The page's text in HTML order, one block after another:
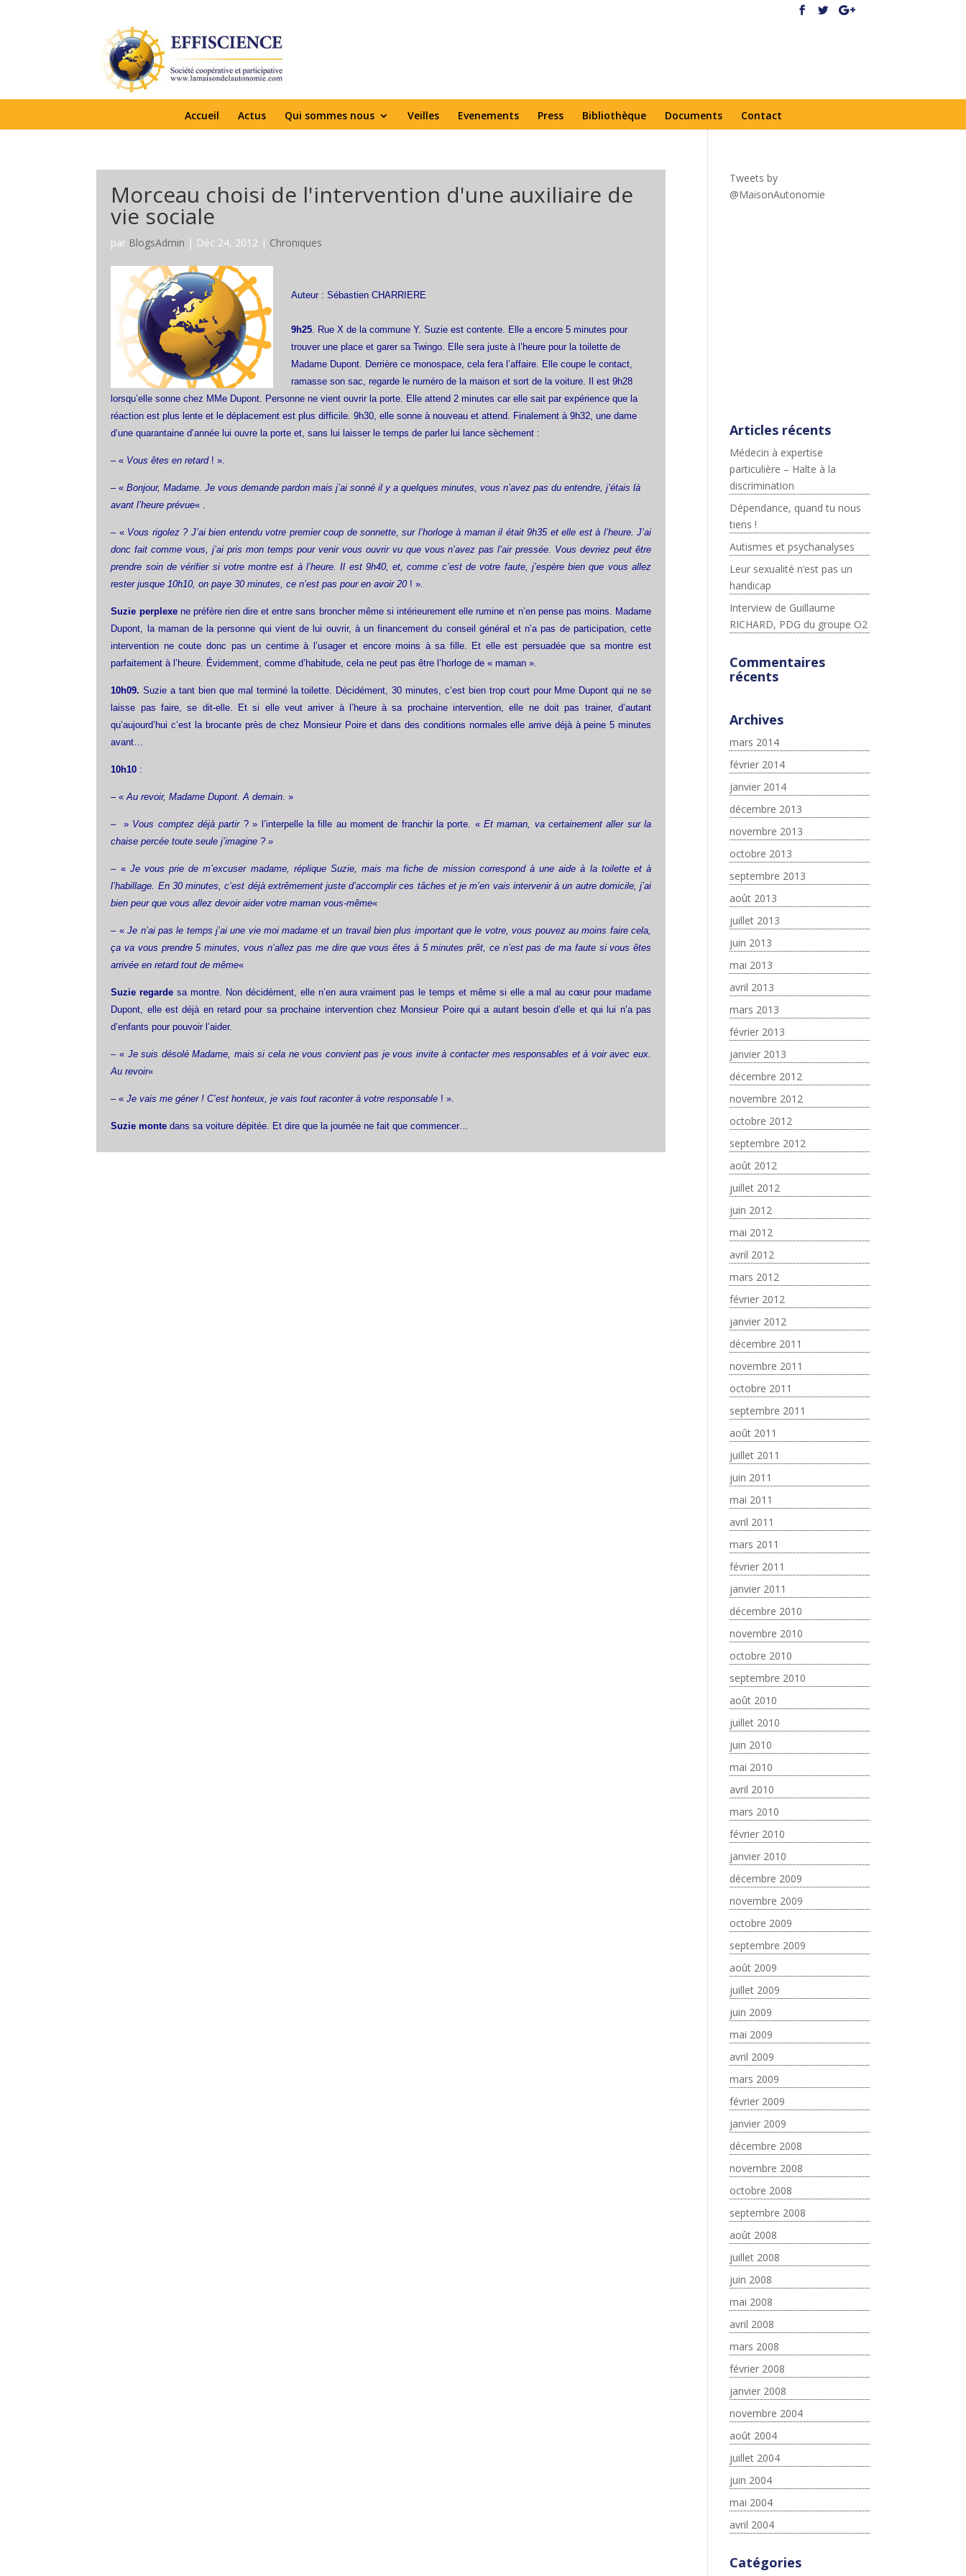
Accueil Actus Qui sommes nous Veilles Evenements Press Bibliothèque Documents Contact
Morceau choisi de l'intervention d'une auxiliaire de
vie sociale
par BlogsAdmin | Déc 24, 2012 | Chroniques
Auteur : Sébastien CHARRIERE
9h25. Rue X de la commune Y. Suzie est contente. Elle a encore 5 minutes pour
trouver une place et garer sa Twingo. Elle sera juste à l’heure pour la toilette de
Madame Dupont. Derrière ce monospace, cela fera l’affaire. Elle coupe le contact,
ramasse son sac, regarde le numéro de la maison et sort de la voiture. Il est 9h28
lorsqu’elle sonne chez MMe Dupont. Personne ne vient ouvrir la porte. Elle attend 2 minutes car elle sait par expérience que la
réaction est plus lente et le déplacement est plus difficile. 9h30, elle sonne à nouveau et attend. Finalement à 9h32, une dame
d’une quarantaine d’année lui ouvre la porte et, sans lui laisser le temps de parler lui lance sèchement :
– « Vous êtes en retard! ».
– «Bonjour, Madame. Je vous demande pardon mais j’ai sonné il y a quelques minutes, vous n’avez pas du entendre, j’étais là
avant l’heure prévue« .
– « Vous rigolez ? J’ai bien entendu votre premier coup de sonnette, sur l’horloge à maman il était 9h35 et elle est à l’heure. J’ai
donc fait comme vous, j’ai pris mon temps pour venir vous ouvrir vu que vous n’avez pas l’air pressée. Vous devriez peut être
prendre soin de vérifier si votre montre est à l’heure. Il est 9h40, et, comme c’est de votre faute, j’espère bien que vous allez
rester jusque 10h10, on paye 30 minutes, ce n’est pas pour en avoir 20 ! ».
Suzie perplexene préfère rien dire et entre sans broncher même si intérieurement elle rumine et n’en pense pas moins. Madame
Dupont, la maman de la personne qui vient de lui ouvrir, à un financement du conseil général et n’a pas de participation, cette
intervention ne coute donc pas un centime à l’usager et encore moins à sa fille. Et elle est persuadée que sa montre est
parfaitement à l’heure. Évidemment, comme d’habitude, cela ne peut pas être l’horloge de « maman ».
10h09. Suzie a tant bien que mal terminé la toilette. Décidément, 30 minutes, c’est bien trop court pour Mme Dupont qui ne se
laisse pas faire, se dit-elle. Et si elle veut arriver à l’heure à sa prochaine intervention, elle ne doit pas trainer, d’autant
qu’aujourd’hui c’est la brocante près de chez Monsieur Poire et dans des conditions normales elle arrive déjà à peine 5 minutes
avant…
10h10 :
– «Au revoir, Madame Dupont. A demain. »
– » Vous comptez déjà partir? » l’interpelle la fille au moment de franchir la porte. « Et maman, va certainement aller sur la
chaise percée toute seule j’imagine ? »
– « Je vous prie de m’excuser madame, réplique Suzie, mais ma fiche de mission correspond à une aide à la toilette et à
l’habillage. En 30 minutes, c’est déjà extrêmement juste d’accomplir ces tâches et je m’en vais intervenir à un autre domicile, j’ai
bien peur que vous allez devoir aider votre maman vous-même«
– «Je n’ai pas le temps j’ai une vie moi madame et un travail bien plus important que le votre, vous pouvez au moins faire cela,
ça va vous prendre 5 minutes, vous n’allez pas me dire que vous êtes à 5 minutes prêt, ce n’est pas de ma faute si vous êtes
arrivée en retard tout de même«
Suzie regarde sa montre. Non décidément, elle n’en aura vraiment pas le temps et même si elle a mal au cœur pour madame
Dupont, elle est déjà en retard pour sa prochaine intervention chez Monsieur Poire qui a autant besoin d’elle et qui lui n’a pas
d’enfants pour pouvoir l’aider.
– « Je suis désolé Madame, mais si cela ne vous convient pas je vous invite à contacter mes responsables et à voir avec eux.
Au revoir«
– «Je vais me géner ! C’est honteux, je vais tout raconter à votre responsable ! ».
Suzie monte dans sa voiture dépitée. Et dire que la journée ne fait que commencer…
Tweets by
@MaisonAutonomie
Articles récents
Médecin à expertise
particulière – Halte à la
discrimination
Dépendance, quand tu nous
tiens !
Autismes et psychanalyses
Leur sexualité n’est pas un
handicap
Interview de Guillaume
RICHARD, PDG du groupe O2
Commentaires
récents
Archives
mars 2014
février 2014
janvier 2014
décembre 2013
novembre 2013
octobre 2013
septembre 2013
août 2013
juillet 2013
juin 2013
mai 2013
avril 2013
mars 2013
février 2013
janvier 2013
décembre 2012
novembre 2012
octobre 2012
septembre 2012
août 2012
juillet 2012
juin 2012
mai 2012
avril 2012
mars 2012
février 2012
janvier 2012
décembre 2011
novembre 2011
octobre 2011
septembre 2011
août 2011
juillet 2011
juin 2011
mai 2011
avril 2011
mars 2011
février 2011
janvier 2011
décembre 2010
novembre 2010
octobre 2010
septembre 2010
août 2010
juillet 2010
juin 2010
mai 2010
avril 2010
mars 2010
février 2010
janvier 2010
décembre 2009
novembre 2009
octobre 2009
septembre 2009
août 2009
juillet 2009
juin 2009
mai 2009
avril 2009
mars 2009
février 2009
janvier 2009
décembre 2008
novembre 2008
octobre 2008
septembre 2008
août 2008
juillet 2008
juin 2008
mai 2008
avril 2008
mars 2008
février 2008
janvier 2008
novembre 2004
août 2004
juillet 2004
juin 2004
mai 2004
avril 2004
Catégories